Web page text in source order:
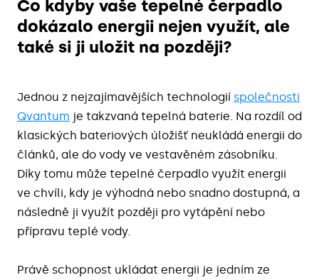
Co kdyby vaše tepelné čerpadlo
dokázalo energii nejen využít, ale
také si ji uložit na později?
Jednou z nejzajímavějších technologií společnosti
Qvantum je takzvaná tepelná baterie . Na rozdíl od
klasických bateriových úložišť neukládá energii do
článků, ale do vody ve vestavěném zásobníku.
Díky tomu může tepelné čerpadlo využít energii
ve chvíli, kdy je výhodná nebo snadno dostupná, a
následně ji využít později pro vytápění nebo
přípravu teplé vody.
Právě schopnost ukládat energii je jedním ze